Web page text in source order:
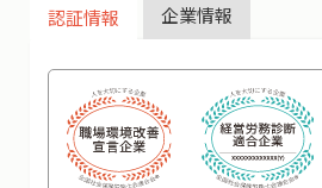
認証情報 企業情報